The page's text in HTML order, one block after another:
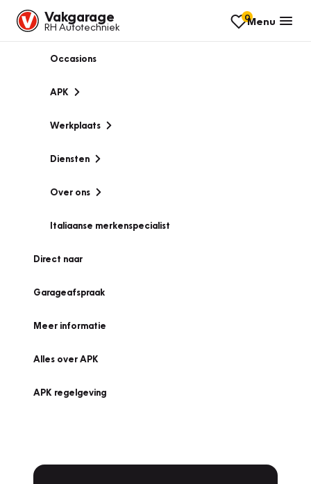
Vakgarage
RH Autotechniek
0Menu
Occasions
APK
Werkplaats
Diensten
Over ons
Italiaanse merkenspecialist
Direct naar
Garageafspraak
Meer informatie
Alles over APK
APK regelgeving